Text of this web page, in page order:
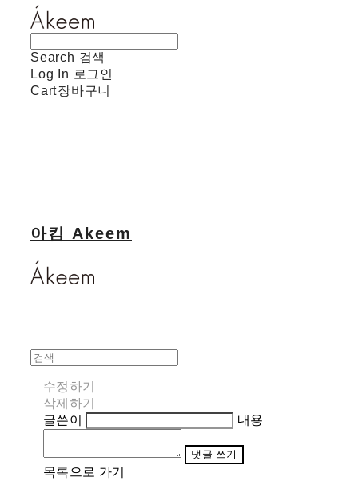
Search 검색
Log In 로그인
Cart장바구니
아킴 Akeem
수정하기
삭제하기
글쓴이
내용
댓글 쓰기
목록으로 가기